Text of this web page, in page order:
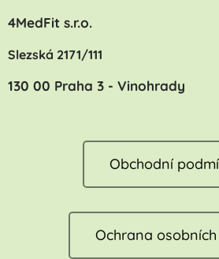
4MedFit s.r.o.
Slezská 2171/111
130 00 Praha 3 - Vinohrady
Obchodní
Ochrana